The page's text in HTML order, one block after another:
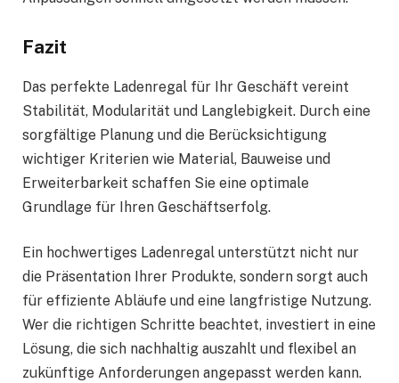
Fazit
Das perfekte Ladenregal für Ihr Geschäft vereint
Stabilität, Modularität und Langlebigkeit. Durch eine
sorgfältige Planung und die Berücksichtigung
wichtiger Kriterien wie Material, Bauweise und
Erweiterbarkeit schaffen Sie eine optimale
Grundlage für Ihren Geschäftserfolg.
Ein hochwertiges Ladenregal unterstützt nicht nur
die Präsentation Ihrer Produkte, sondern sorgt auch
für effiziente Abläufe und eine langfristige Nutzung.
Wer die richtigen Schritte beachtet, investiert in eine
Lösung, die sich nachhaltig auszahlt und flexibel an
zukünftige Anforderungen angepasst werden kann.